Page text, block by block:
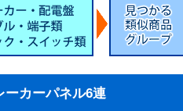
ーカーパネル6連